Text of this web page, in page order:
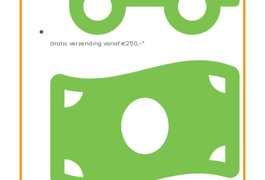
Gratis verzending vanaf €250,-*